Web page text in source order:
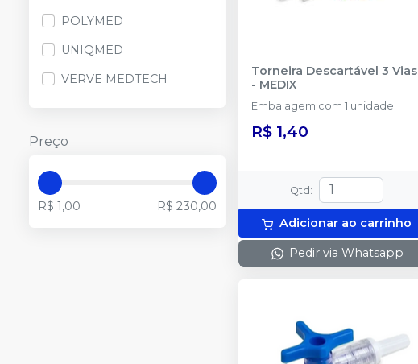
POLYMED
UNIQMED
VERVE MEDTECH
Preço
R$ 1,00 R$ 230,00
Torneira Descartável 3 Vias
- MEDIX
Embalagem com 1 unidade.
R$ 1,40
Qtd:
Adicionar ao carrinho
Pedir via Whatsapp